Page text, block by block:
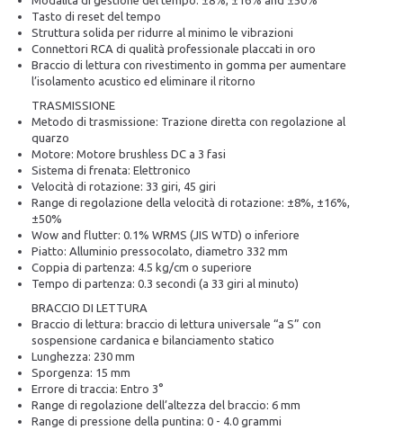
Tasto di reset del tempo
Struttura solida per ridurre al minimo le vibrazioni
Connettori RCA di qualità professionale placcati in oro
Braccio di lettura con rivestimento in gomma per aumentare
l’isolamento acustico ed eliminare il ritorno
TRASMISSIONE
Metodo di trasmissione: Trazione diretta con regolazione al
quarzo
Motore: Motore brushless DC a 3 fasi
Sistema di frenata: Elettronico
Velocità di rotazione: 33 giri, 45 giri
Range di regolazione della velocità di rotazione: ±8%, ±16%,
±50%
Wow and flutter: 0.1% WRMS (JIS WTD) o inferiore
Piatto: Alluminio pressocolato, diametro 332 mm
Coppia di partenza: 4.5 kg/cm o superiore
Tempo di partenza: 0.3 secondi (a 33 giri al minuto)
BRACCIO DI LETTURA
Braccio di lettura: braccio di lettura universale “a S” con
sospensione cardanica e bilanciamento statico
Lunghezza: 230 mm
Sporgenza: 15 mm
Errore di traccia: Entro 3°
Range di regolazione dell’altezza del braccio: 6 mm
Range di pressione della puntina: 0 - 4.0 grammi